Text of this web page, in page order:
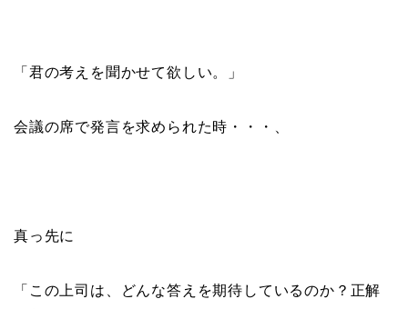
「君の考えを聞かせて欲しい。」
会議の席で発言を求められた時・・・、
真っ先に
「この上司は、どんな答えを期待しているのか？正解